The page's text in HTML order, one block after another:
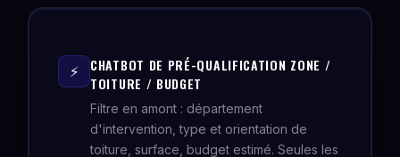
⚡
CHATBOT DE PRÉ-QUALIFICATION ZONE /
TOITURE / BUDGET
Filtre en amont : département
d'intervention, type et orientation de
toiture, surface, budget estimé. Seules les